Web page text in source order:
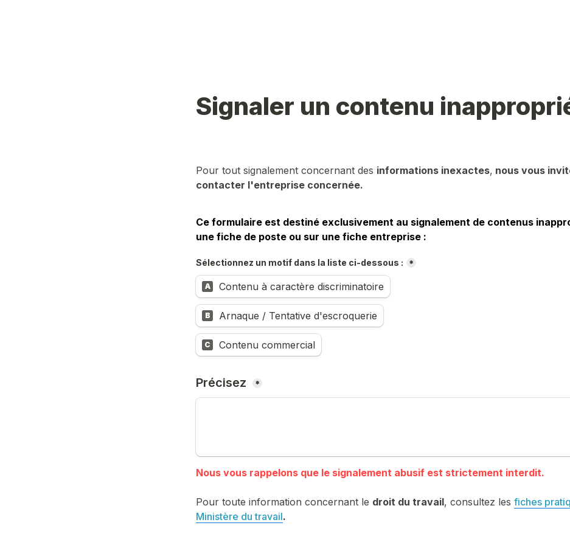
Signaler un contenu
Pour tout signalement concernant des informations inexactes, nous vous
contacter l'entreprise concernée.
Ce formulaire est destiné exclusivement au signalement de contenus
une fiche de poste ou sur une fiche entreprise :
Sélectionnez un motif dans la liste ci-dessous : *
A Contenu à caractère discriminatoire
B Arnaque / Tentative d'escroquerie
C Contenu commercial
Précisez *
Pour toute information concernant le droit du travail, consultez les fiches
Ministère du travail